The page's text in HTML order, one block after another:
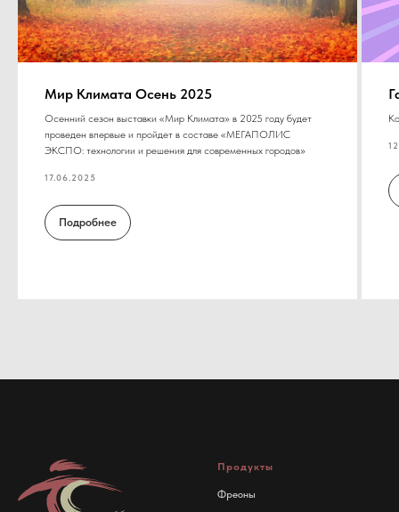
Мир Климата Осень 2025
Осенний сезон выставки «Мир Климата» в 2025 году будет
проведен впервые и пройдет в составе «МЕГАПОЛИС
ЭКСПО: технологии и решения для современных городов»
17.06.2025
Подробнее
Продукты
Фреоны